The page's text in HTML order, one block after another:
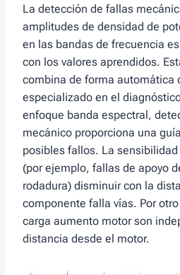
La detección de fallas
amplitudes de densidad de
en las bandas de frecuencia
con los valores aprendidos.
combina de forma automática
especializado en el
enfoque banda espectral,
mecánico proporciona una
posibles fallos. La
(por ejemplo, fallas de apoyo
rodadura) disminuir con la
componente falla vías. Por
carga aumento motor son
distancia desde el motor.